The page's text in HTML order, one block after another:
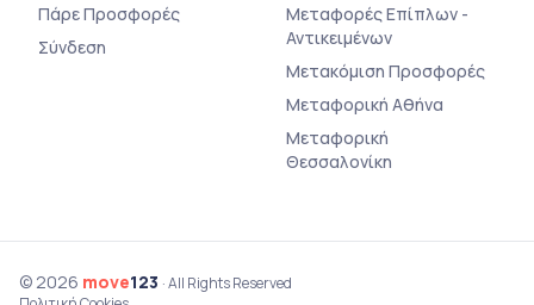
Πάρε Προσφορές
Σύνδεση
Μεταφορές Επίπλων -
Αντικειμένων
Μετακόμιση Προσφορές
Μεταφορική Αθήνα
Μεταφορική
Θεσσαλονίκη
© 2026 move123 · All Rights Reserved